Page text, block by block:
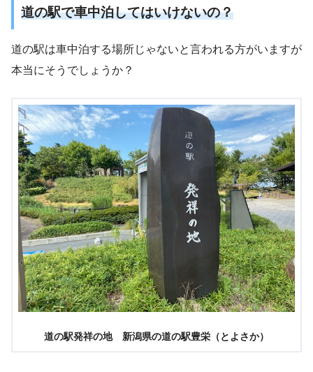
道の駅で車中泊してはいけないの？
道の駅は車中泊する場所じゃないと言われる方がいますが
本当にそうでしょうか？
道の駅発祥の地 新潟県の道の駅豊栄（とよさか）